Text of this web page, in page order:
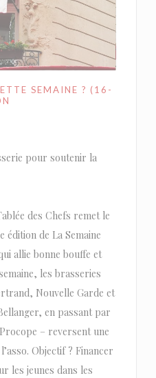
SEMAINE ? (16-
pour soutenir la
des Chefs remet le
de La Semaine
allie bonne bouffe et
les brasseries
Nouvelle Garde et
en passant par
– reversent une
Objectif ? Financer
les jeunes dans les